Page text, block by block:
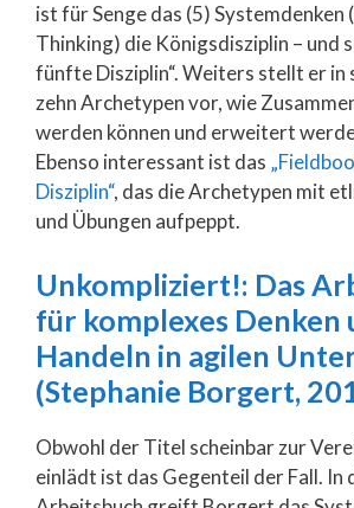
ist für Senge das (5) Systemdenken
Thinking) die Königsdisziplin – und
fünfte Disziplin“. Weiters stellt er in
zehn Archetypen vor, wie
werden können und erweitert
Ebenso interessant ist das
Disziplin“, das die Archetypen mit
und Übungen aufpeppt.
Unkompliziert!: Das
für komplexes Denken
Handeln in agilen
(Stephanie Borgert,
Obwohl der Titel scheinbar zur
einlädt ist das Gegenteil der Fall. In